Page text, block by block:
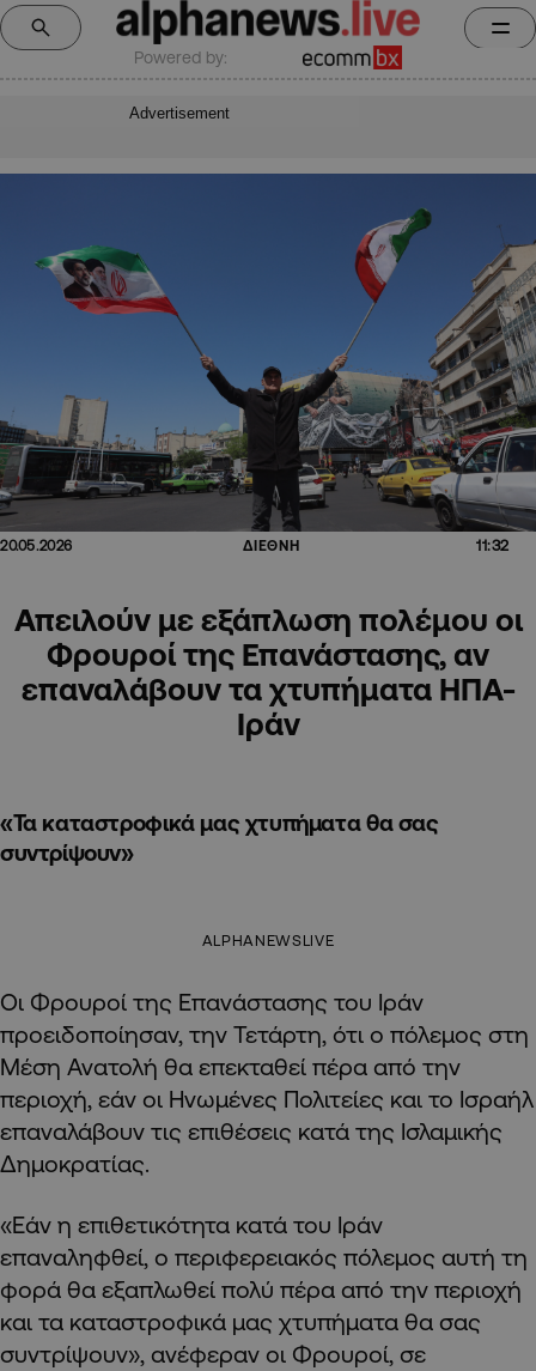
Powered by:
Advertisement
20.05.2026 ΔΙΕΘΝΗ 11:32
Απειλούν με εξάπλωση πολέμου οι
Φρουροί της Επανάστασης, αν
επαναλάβουν τα χτυπήματα ΗΠΑ-
Ιράν
«Τα καταστροφικά μας χτυπήματα θα σας
συντρίψουν»
ALPHANEWSLIVE
Οι Φρουροί της Επανάστασης του Ιράν
προειδοποίησαν, την Τετάρτη, ότι ο πόλεμος στη
Μέση Ανατολή θα επεκταθεί πέρα από την
περιοχή, εάν οι Ηνωμένες Πολιτείες και το Ισραήλ
επαναλάβουν τις επιθέσεις κατά της Ισλαμικής
Δημοκρατίας.
«Εάν η επιθετικότητα κατά του Ιράν
επαναληφθεί, ο περιφερειακός πόλεμος αυτή τη
φορά θα εξαπλωθεί πολύ πέρα από την περιοχή
και τα καταστροφικά μας χτυπήματα θα σας
συντρίψουν», ανέφεραν οι Φρουροί, σε